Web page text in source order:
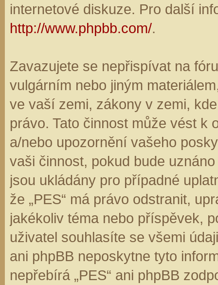
internetové diskuze. Pro další
http://www.phpbb.com/.
Zavazujete se nepřispívat na
vulgárním nebo jiným
ve vaší zemi, zákony v zemi,
právo. Tato činnost může vést k
a/nebo upozornění vašeho
vaši činnost, pokud bude
jsou ukládány pro případné
že „PES“ má právo odstranit,
jakékoliv téma nebo příspěvek,
uživatel souhlasíte se všemi
ani phpBB neposkytne tyto
nepřebírá „PES“ ani phpBB